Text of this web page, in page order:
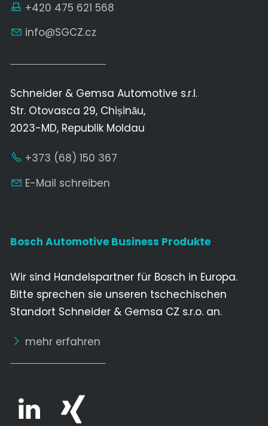
+420 475 621 568
nf
SGCZ cz
Schneider & Gemsa Automotive s.r.l.
Str. Otovasca 29, Chișinău,
2023-MD, Republik Moldau
+373 (68) 150 367
E-Mail schreiben
Bosch Automotive Business Produkte
Wir sind Handelspartner für Bosch in Europa.
Bitte sprechen sie unseren tschechischen
Standort Schneider & Gemsa CZ s.r.o. an.
mehr erfahren